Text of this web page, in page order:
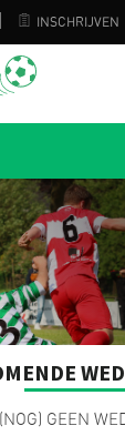
INSCHRIJVEN
GEEN
GEEN